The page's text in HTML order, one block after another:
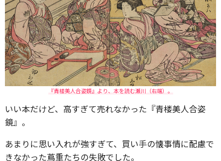
『青楼美人合姿鏡』より、本を読む瀬川（右端）。
いい本だけど、高すぎて売れなかった『青楼美人合姿
鏡』。
あまりに思い入れが強すぎて、買い手の懐事情に配慮で
きなかった蔦重たちの失敗でした。